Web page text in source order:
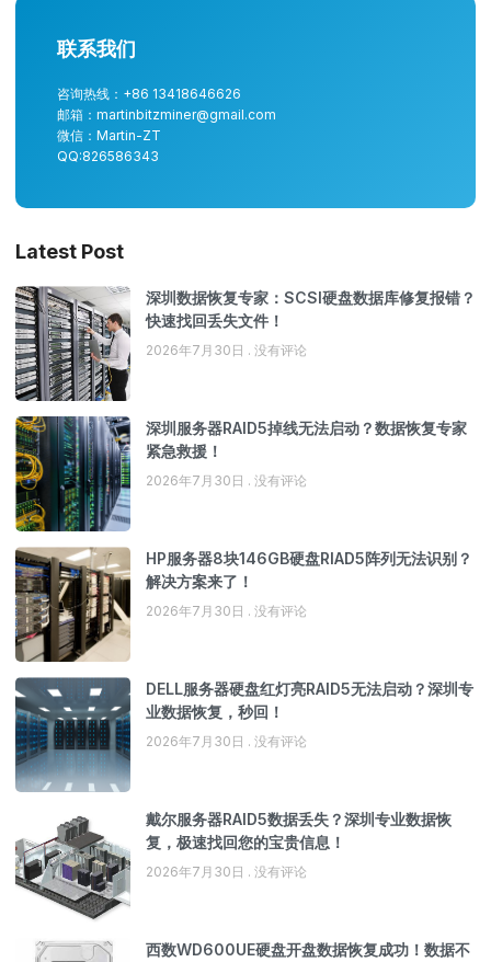
联系我们
咨询热线：+86 13418646626
邮箱：martinbitzminer@gmail.com
微信：Martin-ZT
QQ:826586343
Latest Post
深圳数据恢复专家：SCSI硬盘数据库修复报错？
快速找回丢失文件！
2026年7月30日 没有评论
深圳服务器RAID5掉线无法启动？数据恢复专家
紧急救援！
2026年7月30日 没有评论
HP服务器8块146GB硬盘RIAD5阵列无法识别？
解决方案来了！
2026年7月30日 没有评论
DELL服务器硬盘红灯亮RAID5无法启动？深圳专
业数据恢复，秒回！
2026年7月30日 没有评论
戴尔服务器RAID5数据丢失？深圳专业数据恢
复，极速找回您的宝贵信息！
2026年7月30日 没有评论
西数WD600UE硬盘开盘数据恢复成功！数据不